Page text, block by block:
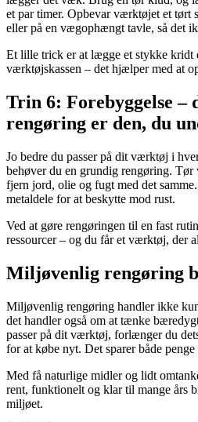
et par timer. Opbevar værktøjet et tørt
eller på en vægophængt tavle, så det
Et lille trick er at lægge et stykke kridt
værktøjskassen – det hjælper med at
Trin 6: Forebyggelse –
rengøring er den, du
Jo bedre du passer på dit værktøj i
behøver du en grundig rengøring.
fjern jord, olie og fugt med det
metaldele for at beskytte mod rust.
Ved at gøre rengøringen til en fast
ressourcer – og du får et værktøj, der
Miljøvenlig rengøring
Miljøvenlig rengøring handler ikke
det handler også om at tænke
passer på dit værktøj, forlænger du
for at købe nyt. Det sparer både penge
Med få naturlige midler og lidt
rent, funktionelt og klar til mange års
miljøet.